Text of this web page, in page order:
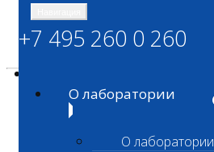
+7 495 260 0 260
О лаборатории
О лаборатории